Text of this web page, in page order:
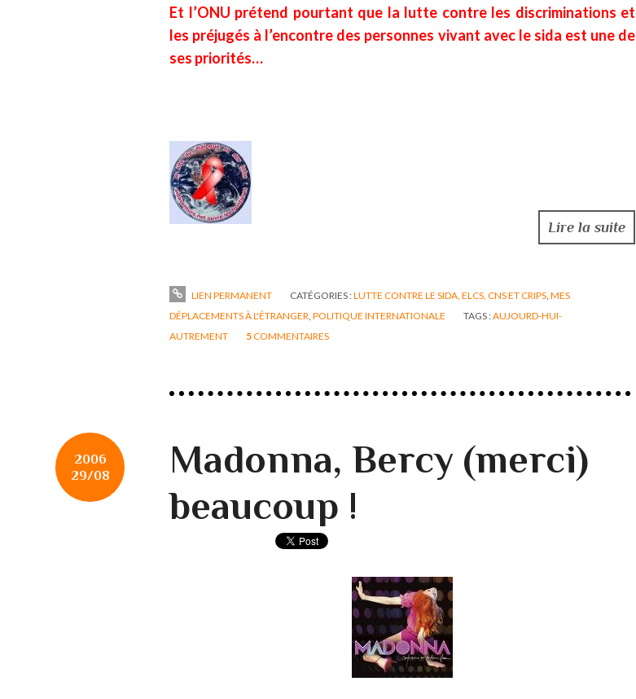
Et l’ONU prétend pourtant que la lutte contre les discriminations et
les préjugés à l’encontre des personnes vivant avec le sida est une de
ses priorités…
Lire la suite
LIEN PERMANENT CATÉGORIES :LUTTE CONTRE LE SIDA, ELCS, CNS ET CRIPS MES
DÉPLACEMENTS À L'ÉTRANGER POLITIQUE INTERNATIONALE TAGS :AUJOURD-HUI-
AUTREMENT
5COMMENTAIRES
2006
29/08
Madonna, Bercy (merci)
beaucoup !